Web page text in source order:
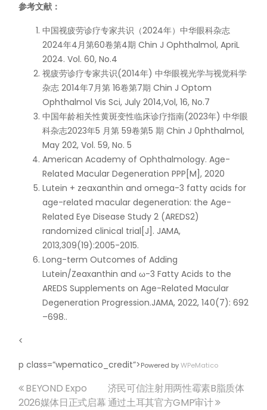
参考文献：
中国视疲劳诊疗专家共识（2024年）中华眼科杂志
2024年4月第60卷第4期 Chin J Ophthalmol, ApriL
2024. Vol. 60, No.4
视疲劳诊疗专家共识(2014年) 中华眼视光学与视觉科学
杂志 2014年7月第 16卷第7期 Chin J Optom
Ophthalmol Vis Sci, July 2014,Vol, 16, No.7
中国年龄相关性黄斑变性临床诊疗指南(2023年) 中华眼
科杂志2023年5 月第 59卷第5 期 Chin J 0phthalmol,
May 202, Vol. 59, No. 5
American Academy of Ophthalmology. Age-
Related Macular Degeneration PPP[M], 2020
Lutein + zeaxanthin and omega-3 fatty acids for
age-related macular degeneration: the Age-
Related Eye Disease Study 2 (AREDS2)
randomized clinical trial[J]. JAMA,
2013,309(19):2005-2015.
Long-term Outcomes of Adding
Lutein/Zeaxanthin and ω-3 Fatty Acids to the
AREDS Supplements on Age-Related Macular
Degeneration Progression.JAMA, 2022, 140(7): 692
–698..
<
p class=”wpematico_credit”>Powered byWPeMatico
文
济民可信注射用两性霉素B脂质体
通过土耳其官方GMP审计
BEYOND Expo
2026媒体日正式启幕